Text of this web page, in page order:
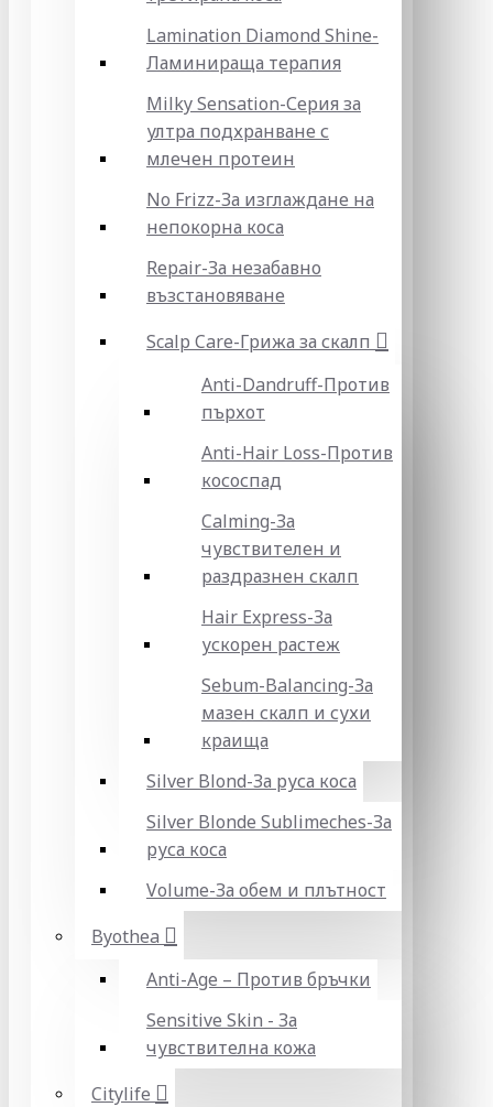
Lamination Diamond Shine-
Ламинираща терапия
Milky Sensation-Серия за
ултра подхранване с
млечен протеин
No Frizz-За изглаждане на
непокорна коса
Repair-За незабавно
възстановяване
Scalp Care-Грижа за скалп
Anti-Dandruff-Против
пърхот
Anti-Hair Loss-Против
кососпад
Calming-За
чувствителен и
раздразнен скалп
Hair Express-За
ускорен растеж
Sebum-Balancing-За
мазен скалп и сухи
краища
Silver Blond-За руса коса
Silver Blonde Sublіmeches-За
руса коса
Volume-За обем и плътност
Byothea
Anti-Age – Против бръчки
Sensitive Skin - За
чувствителна кожа
Citylife